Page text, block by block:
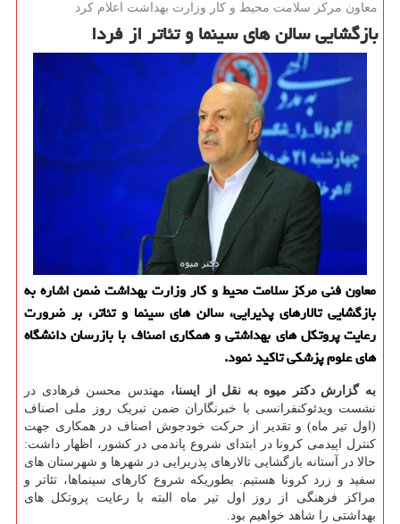
معاون مركز سلامت محیط و كار وزارت بهداشت اعلام كرد
بازگشایی سالن های سینما و تئاتر از فردا
معاون فنی مركز سلامت محیط و كار وزارت بهداشت ضمن اشاره به
بازگشایی تالارهای پذیرایی، سالن های سینما و تئاتر، بر ضرورت
رعایت پروتكل های بهداشتی و همكاری اصناف با بازرسان دانشگاه
های علوم پزشكی تاكید نمود.
به گزارش دکتر میوه به نقل از ایسنا، مهندس محسن فرهادی در
نشست ویدئوکنفرانسی با خبرنگاران ضمن تبریک روز ملی اصناف
(اول تیر ماه) و تقدیر از حرکت خودجوش اصناف در همکاری جهت
کنترل اپیدمی کرونا در ابتدای شروع پاندمی در کشور، اظهار داشت:
حالا در آستانه بازگشایی تالارهای پذریرایی در شهرها و شهرستان های
سفید و زرد کرونا هستیم. بطوریکه شروع کارهای سینماها، تئاتر و
مراکز فرهنگی از روز اول تیر ماه البته با رعایت پروتکل های
بهداشتی را شاهد خواهیم بود.